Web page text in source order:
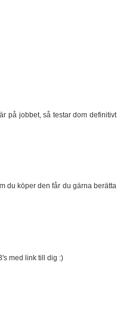
på jobbet, så testar dom definitivt
du köper den får du gärna berätta
med link till dig :)